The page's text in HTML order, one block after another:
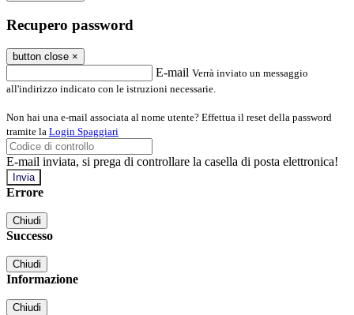
Recupero password
button close ×
E-mail Verrà inviato un messaggio
all'indirizzo indicato con le istruzioni necessarie.
Non hai una e-mail associata al nome utente? Effettua il reset della password
tramite la Login Spaggiari
E-mail inviata, si prega di controllare la casella di posta elettronica!
Errore
Chiudi
Successo
Chiudi
Informazione
Chiudi